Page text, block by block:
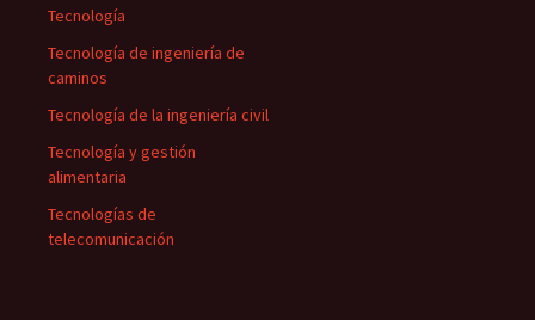
Tecnología
Tecnología de ingeniería de
caminos
Tecnología de la ingeniería civil
Tecnología y gestión
alimentaria
Tecnologías de
telecomunicación